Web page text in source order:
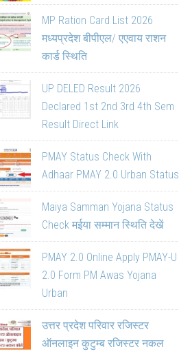
MP Ration Card List 2026
मध्यप्रदेश बीपीएल/ एएवाय राशन
कार्ड स्थिति
UP DELED Result 2026
Declared 1st 2nd 3rd 4th Sem
Result Direct Link
PMAY Status Check With
Adhaar PMAY 2.0 Urban Status
Maiya Samman Yojana Status
Check मईया सम्मान स्थिति देखें
PMAY 2.0 Online Apply PMAY-U
2.0 Form PM Awas Yojana
Urban
उत्तर प्रदेश परिवार रजिस्टर
ऑनलाइन कुटुम्ब रजिस्टर नकल